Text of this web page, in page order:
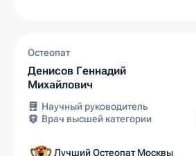
Остеопат
Денисов Геннадий
Михайлович
Научный руководитель
Врач высшей категории
Лучший Остеопат Москвы